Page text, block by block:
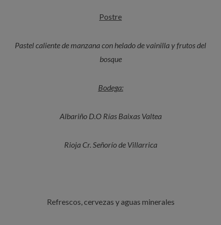
Postre
Pastel caliente de manzana con helado de vainilla y frutos del
bosque
Bodega:
Albariño D.O Rías Baixas Valtea
Rioja Cr. Señorío de Villarrica
Refrescos, cervezas y aguas minerales